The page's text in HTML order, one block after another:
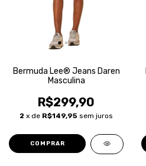
Bermuda Lee® Jeans Daren
Masculina
R$299,90
2 x de R$149,95 sem juros
COMPRAR